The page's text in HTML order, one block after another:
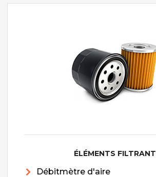
ÉLÉMENTS FILTRANT
Débitmètre d'aire